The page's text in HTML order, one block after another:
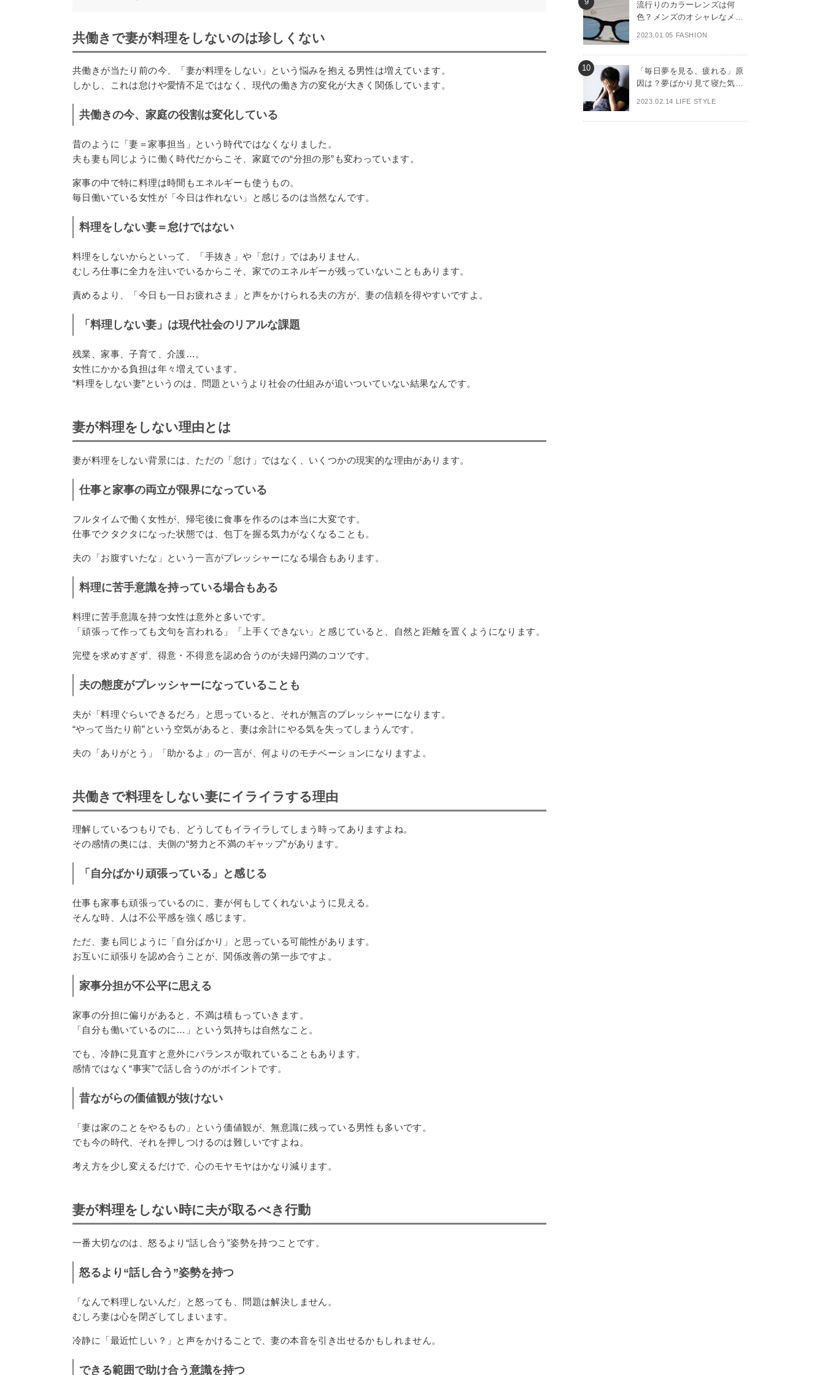
共働きで妻が料理をしないのは珍しくない
共働きが当たり前の今、「妻が料理をしない」という悩みを抱える男性は増えています。
しかし、これは怠けや愛情不足ではなく、現代の働き方の変化が大きく関係しています。
共働きの今、家庭の役割は変化している
昔のように「妻＝家事担当」という時代ではなくなりました。
夫も妻も同じように働く時代だからこそ、家庭での“分担の形”も変わっています。
家事の中で特に料理は時間もエネルギーも使うもの。
毎日働いている女性が「今日は作れない」と感じるのは当然なんです。
料理をしない妻＝怠けではない
料理をしないからといって、「手抜き」や「怠け」ではありません。
むしろ仕事に全力を注いでいるからこそ、家でのエネルギーが残っていないこともあります。
責めるより、「今日も一日お疲れさま」と声をかけられる夫の方が、妻の信頼を得やすいですよ。
「料理しない妻」は現代社会のリアルな課題
残業、家事、子育て、介護…。
女性にかかる負担は年々増えています。
“料理をしない妻”というのは、問題というより社会の仕組みが追いついていない結果なんです。
妻が料理をしない理由とは
妻が料理をしない背景には、ただの「怠け」ではなく、いくつかの現実的な理由があります。
仕事と家事の両立が限界になっている
フルタイムで働く女性が、帰宅後に食事を作るのは本当に大変です。
仕事でクタクタになった状態では、包丁を握る気力がなくなることも。
夫の「お腹すいたな」という一言がプレッシャーになる場合もあります。
料理に苦手意識を持っている場合もある
料理に苦手意識を持つ女性は意外と多いです。
「頑張って作っても文句を言われる」「上手くできない」と感じていると、自然と距離を置くようになります。
完璧を求めすぎず、得意・不得意を認め合うのが夫婦円満のコツです。
夫の態度がプレッシャーになっていることも
夫が「料理ぐらいできるだろ」と思っていると、それが無言のプレッシャーになります。
“やって当たり前”という空気があると、妻は余計にやる気を失ってしまうんです。
夫の「ありがとう」「助かるよ」の一言が、何よりのモチベーションになりますよ。
共働きで料理をしない妻にイライラする理由
理解しているつもりでも、どうしてもイライラしてしまう時ってありますよね。
その感情の奥には、夫側の“努力と不満のギャップ”があります。
「自分ばかり頑張っている」と感じる
仕事も家事も頑張っているのに、妻が何もしてくれないように見える。
そんな時、人は不公平感を強く感じます。
ただ、妻も同じように「自分ばかり」と思っている可能性があります。
お互いに頑張りを認め合うことが、関係改善の第一歩ですよ。
家事分担が不公平に思える
家事の分担に偏りがあると、不満は積もっていきます。
「自分も働いているのに…」という気持ちは自然なこと。
でも、冷静に見直すと意外にバランスが取れていることもあります。
感情ではなく“事実”で話し合うのがポイントです。
昔ながらの価値観が抜けない
「妻は家のことをやるもの」という価値観が、無意識に残っている男性も多いです。
でも今の時代、それを押しつけるのは難しいですよね。
考え方を少し変えるだけで、心のモヤモヤはかなり減ります。
妻が料理をしない時に夫が取るべき行動
一番大切なのは、怒るより“話し合う”姿勢を持つことです。
怒るより“話し合う”姿勢を持つ
「なんで料理しないんだ」と怒っても、問題は解決しません。
むしろ妻は心を閉ざしてしまいます。
冷静に「最近忙しい？」と声をかけることで、妻の本音を引き出せるかもしれません。
できる範囲で助け合う意識を持つ
流行りのカラーレンズは何
色？メンズのオシャレなメガ
2023.01.05 FASHION
「毎日夢を見る、疲れる」原
因は？夢ばかり見て寝た気が
2023.02.14 LIFE STYLE